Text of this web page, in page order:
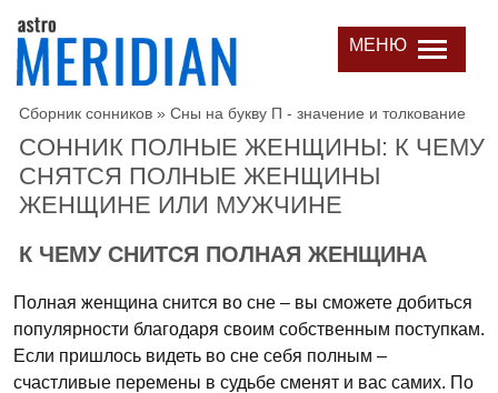
МЕНЮ
Сборник сонников » Сны на букву П - значение и толкование
СОННИК ПОЛНЫЕ ЖЕНЩИНЫ: К ЧЕМУ
СНЯТСЯ ПОЛНЫЕ ЖЕНЩИНЫ
ЖЕНЩИНЕ ИЛИ МУЖЧИНЕ
К ЧЕМУ СНИТСЯ ПОЛНАЯ ЖЕНЩИНА
Полная женщина снится во сне – вы сможете добиться
популярности благодаря своим собственным поступкам.
Если пришлось видеть во сне себя полным –
счастливые перемены в судьбе сменят и вас самих. По